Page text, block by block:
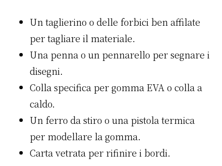
Un taglierino o delle forbici ben affilate
per tagliare il materiale.
Una penna o un pennarello per segnare i
disegni.
Colla specifica per gomma EVA o colla a
caldo.
Un ferro da stiro o una pistola termica
per modellare la gomma.
Carta vetrata per rifinire i bordi.